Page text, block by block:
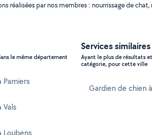
réalisées par nos membres : nourrissage de
le même département
Pamiers
Vals
Loubens
Services
Ayant le plus de résultats
catégorie, pour cette ville
Gardien de chien